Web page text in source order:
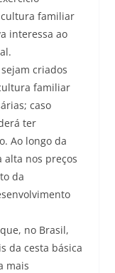
familiar
interessa ao
criados
familiar
caso
ter
Ao longo da
nos preços
da
no Brasil,
da cesta básica
mais